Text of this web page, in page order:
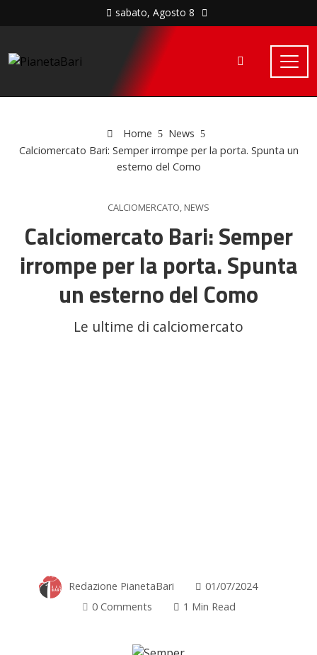
sabato, Agosto 8
Home
News
Calciomercato Bari: Semper irrompe per la porta. Spunta un
esterno del Como
CALCIOMERCATO, NEWS
Calciomercato Bari: Semper
irrompe per la porta. Spunta
un esterno del Como
Le ultime di calciomercato
Redazione PianetaBari
01/07/2024
0 Comments
1 Min Read